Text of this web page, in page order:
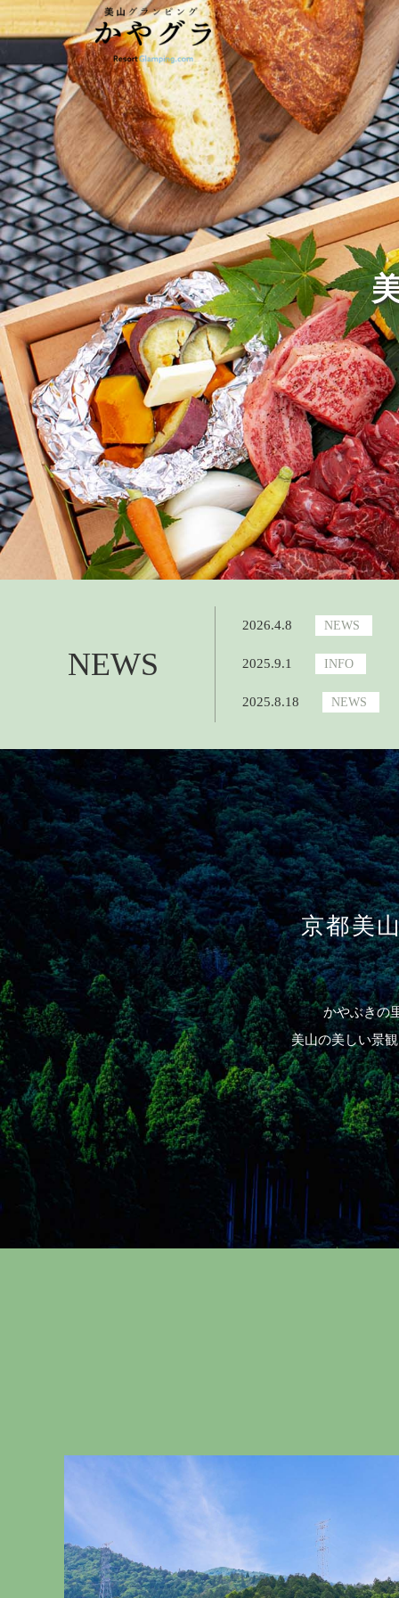
NEWS
2026.4.8 NEWS
2025.9.1 INFO
2025.8.18 NEWS
2025.4.1 NEWS
2025.2.10 NEWS
京都美
かやぶきの
美山の美しい景